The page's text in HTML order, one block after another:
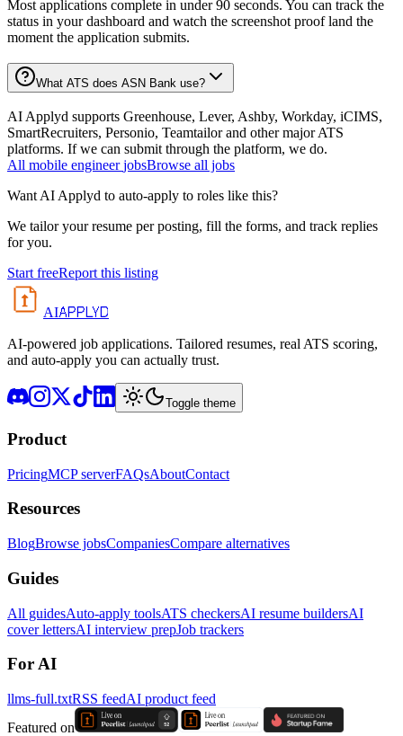
Most applications complete in under 90 seconds. You can track the
status in your dashboard and watch the screenshot proof land the
moment the application submits.
What ATS does ASN Bank use?
AI Applyd supports Greenhouse, Lever, Ashby, Workday, iCIMS,
SmartRecruiters, Personio, Teamtailor and other major ATS
platforms. If we can submit through the platform, we do.
All mobile engineer jobsBrowse all jobs
Want AI Applyd to auto-apply to roles like this?
We tailor your resume per posting, fill the forms, and track replies
for you.
Start freeReport this listing
AIAPPLYD
AI-powered job applications. Tailored resumes, real ATS scoring,
and auto-apply you can actually trust.
Toggle theme
Product
PricingMCP serverFAQsAboutContact
Resources
BlogBrowse jobsCompaniesCompare alternatives
Guides
All guidesAuto-apply toolsATS checkersAI resume buildersAI
cover lettersAI interview prepJob trackers
For AI
llms-full.txtRSS feedAI product feed
Featured on